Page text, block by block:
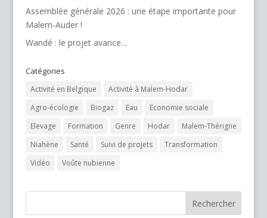
Assemblée générale 2026 : une étape importante pour
Malem-Auder !
Wandé : le projet avance…
Catégories
Activité en Belgique
Activité à Malem-Hodar
Agro-écologie
Biogaz Eau
Economie sociale
Elevage
Formation Genre Hodar
Malem-Thérigne
Niahène
Santé Suivi de projets
Transformation
Vidéo
Voûte nubienne